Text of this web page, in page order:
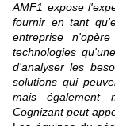
AMF1 expose
fournir en tant
entreprise
technologies
d'analyser les
solutions qui
mais également
Cognizant peut